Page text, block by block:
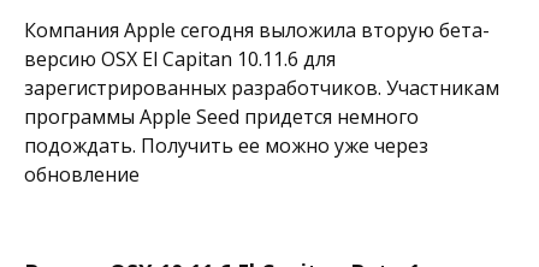
Компания Apple сегодня выложила вторую бета-
версию OSX El Capitan 10.11.6 для
зарегистрированных разработчиков. Участникам
программы Apple Seed придется немного
подождать. Получить ее можно уже через
обновление